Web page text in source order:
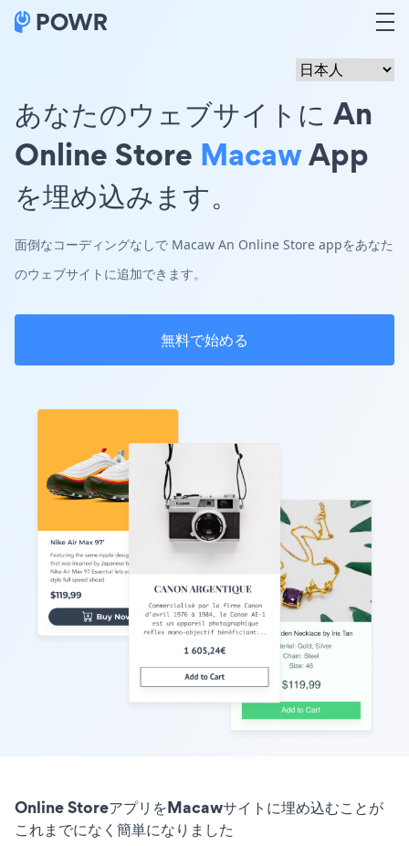
あなたのウェブサイトに An
Online Store MacawApp
を埋め込みます。
面倒なコーディングなしで Macaw An Online Store appをあなた
のウェブサイトに追加できます。
無料で始める
Online StoreアプリをMacawサイトに埋め込むことが
これまでになく簡単になりました